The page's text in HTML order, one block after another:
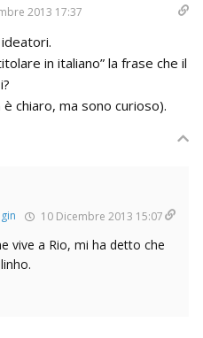
2013 17:37
in italiano” la frase che il
chiaro, ma sono curioso).
10 Dicembre 2013 15:07
vive a Rio, mi ha detto che